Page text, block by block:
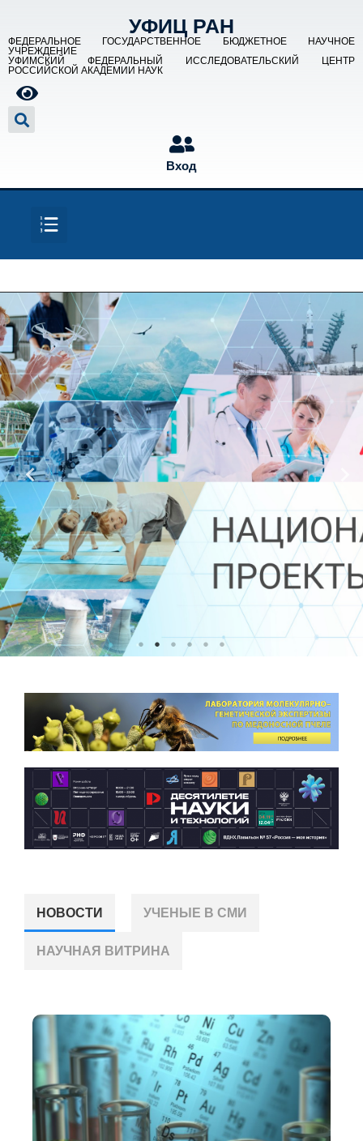
УФИЦ РАН
ФЕДЕРАЛЬНОЕ ГОСУДАРСТВЕННОЕ БЮДЖЕТНОЕ НАУЧНОЕ
УЧРЕЖДЕНИЕ
УФИМСКИЙ ФЕДЕРАЛЬНЫЙ ИССЛЕДОВАТЕЛЬСКИЙ ЦЕНТР
РОССИЙСКОЙ АКАДЕМИИ НАУК
Вход
НОВОСТИ УЧЕНЫЕ В СМИ
НАУЧНАЯ ВИТРИНА